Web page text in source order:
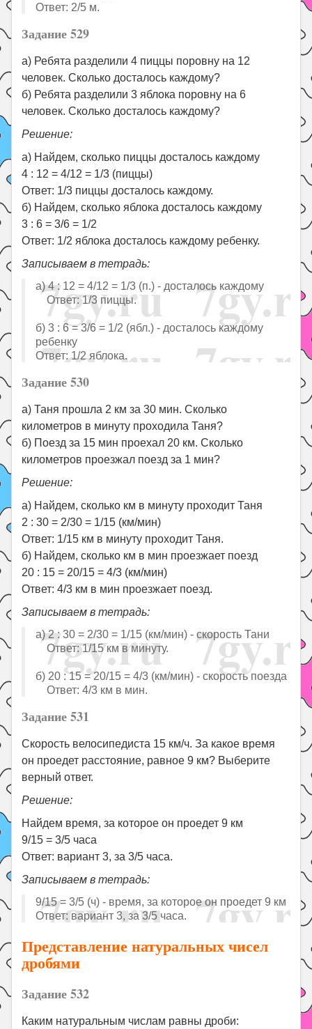
Ответ: 2/5 м.
Задание 529
а) Ребята разделили 4 пиццы поровну на 12
человек. Сколько досталось каждому?
б) Ребята разделили 3 яблока поровну на 6
человек. Сколько досталось каждому?
Решение:
а) Найдем, сколько пиццы досталось каждому
4 : 12 = 4/12 = 1/3 (пиццы)
Ответ: 1/3 пиццы досталось каждому.
б) Найдем, сколько яблока досталось каждому
3 : 6 = 3/6 = 1/2
Ответ: 1/2 яблока досталось каждому ребенку.
Записываем в тетрадь:
а) 4 : 12 = 4/12 = 1/3 (п.) - досталось каждому
Ответ: 1/3 пиццы.
б) 3 : 6 = 3/6 = 1/2 (ябл.) - досталось каждому
ребенку
Ответ: 1/2 яблока.
Задание 530
а) Таня прошла 2 км за 30 мин. Сколько
километров в минуту проходила Таня?
б) Поезд за 15 мин проехал 20 км. Сколько
километров проезжал поезд за 1 мин?
Решение:
а) Найдем, сколько км в минуту проходит Таня
2 : 30 = 2/30 = 1/15 (км/мин)
Ответ: 1/15 км в минуту проходит Таня.
б) Найдем, сколько км в мин проезжает поезд
20 : 15 = 20/15 = 4/3 (км/мин)
Ответ: 4/3 км в мин проезжает поезд.
Записываем в тетрадь:
а) 2 : 30 = 2/30 = 1/15 (км/мин) - скорость Тани
Ответ: 1/15 км в минуту.
б) 20 : 15 = 20/15 = 4/3 (км/мин) - скорость поезда
Ответ: 4/3 км в мин.
Задание 531
Скорость велосипедиста 15 км/ч. За какое время
он проедет расстояние, равное 9 км? Выберите
верный ответ.
Решение:
Найдем время, за которое он проедет 9 км
9/15 = 3/5 часа
Ответ: вариант 3, за 3/5 часа.
Записываем в тетрадь:
9/15 = 3/5 (ч) - время, за которое он проедет 9 км
Ответ: вариант 3, за 3/5 часа.
Представление натуральных чисел
дробями
Задание 532
Каким натуральным числам равны дроби: